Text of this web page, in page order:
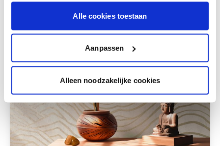
Alle cookies toestaan
Aanpassen
Alleen noodzakelijke cookies